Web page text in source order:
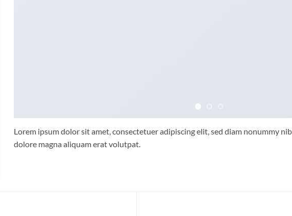
Lorem ipsum dolor sit amet, consectetuer adipiscing elit, sed diam nonummy
dolore magna aliquam erat volutpat.